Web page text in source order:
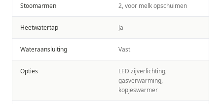
Stoomarmen 2, voor melk opschuimen
Heetwatertap Ja
Wateraansluiting Vast
Opties
LED zijverlichting,
gasverwarming,
kopjeswarmer